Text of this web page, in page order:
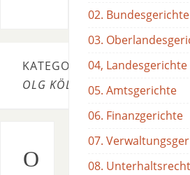
KATEGORIE:
OLG KÖLN
O
02. Bundesgerichte
03.
04, Landesgerichte
05. Amtsgerichte
06. Finanzgerichte
07.
08.